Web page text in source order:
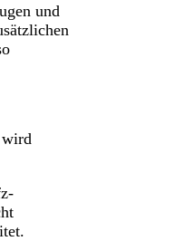
und